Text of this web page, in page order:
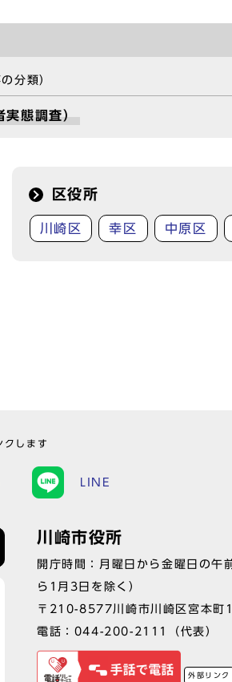
分類）
実態調査）
区役所
川崎区 幸区 中原区
クします
LINE
川崎市役所
開庁時間：月曜日から金曜日の
ら1月3日を除く）
〒210-8577川崎市川崎区宮本町
電話： 044-200-2111 （代表）
外部リンク